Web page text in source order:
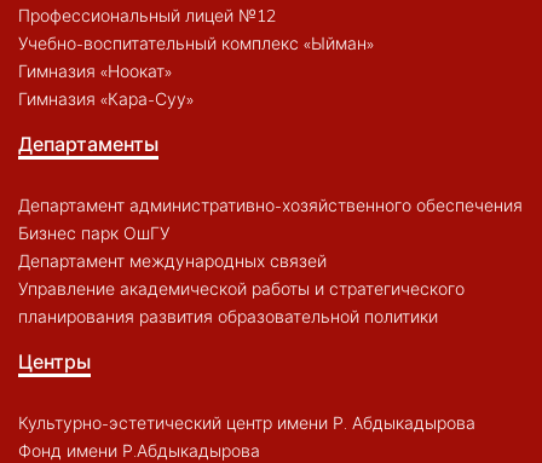
Профессиональный лицей №12
Учебно-воспитательный комплекс «Ыйман»
Гимназия «Ноокат»
Гимназия «Кара-Суу»
Департаменты
Департамент административно-хозяйственного обеспечения
Бизнес парк ОшГУ
Департамент международных связей
Управление академической работы и стратегического
планирования развития образовательной политики
Центры
Культурно-эстетический центр имени Р. Абдыкадырова
Фонд имени Р.Абдыкадырова